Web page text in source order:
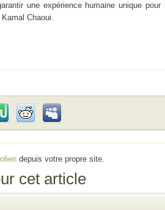
une expérience humaine unique pour
Chaoui.
depuis votre propre site.
cet article